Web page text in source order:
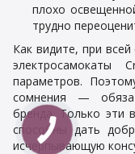
плохо
трудно
Как видите, при
электросамокаты
параметров.
сомнения —
бренда. Только эти
способны дать
исчерпывающую